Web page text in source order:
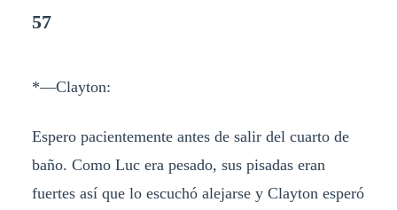
57
*—Clayton:
Espero pacientemente antes de salir del cuarto de
baño. Como Luc era pesado, sus pisadas eran
fuertes así que lo escuchó alejarse y Clayton esperó